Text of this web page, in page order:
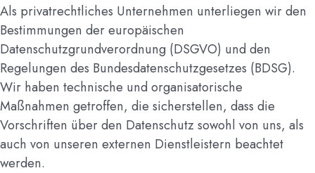
Als privatrechtliches Unternehmen unterliegen wir den
Bestimmungen der europäischen
Datenschutzgrundverordnung (DSGVO) und den
Regelungen des Bundesdatenschutzgesetzes (BDSG).
Wir haben technische und organisatorische
Maßnahmen getroffen, die sicherstellen, dass die
Vorschriften über den Datenschutz sowohl von uns, als
auch von unseren externen Dienstleistern beachtet
werden.